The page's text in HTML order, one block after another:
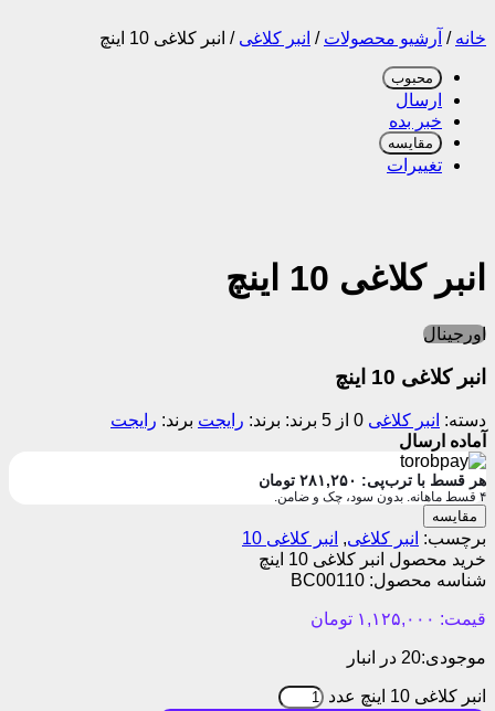
خانه / آرشیو محصولات / انبر کلاغی / انبر کلاغی 10 اینچ
محبوب
ارسال
خبر بده
مقایسه
تغییرات
انبر کلاغی 10 اینچ
اورجینال
انبر کلاغی 10 اینچ
دسته: انبر کلاغی 0 از 5 برند: رایجت برند: رایجت
آماده ارسال
هر قسط با ترب‌پی: ۲۸۱,۲۵۰ تومان
۴ قسط ماهانه. بدون سود، چک و ضامن.
مقایسه
برچسب: انبر کلاغی, انبر کلاغی 10
خرید محصول انبر کلاغی 10 اینچ
شناسه محصول: BC00110
قیمت: ۱,۱۲۵,۰۰۰ تومان
موجودی:20 در انبار
انبر کلاغی 10 اینچ عدد